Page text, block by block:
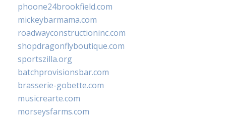
phoone24brookfield.com
mickeybarmama.com
roadwayconstructioninc.com
shopdragonflyboutique.com
sportszilla.org
batchprovisionsbar.com
brasserie-gobette.com
musicrearte.com
morseysfarms.com